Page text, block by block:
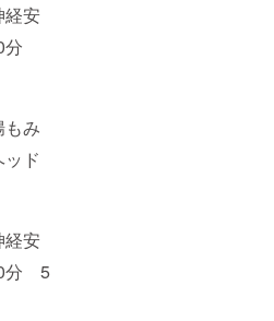
経安
分
もみ
ド
経安
分 5